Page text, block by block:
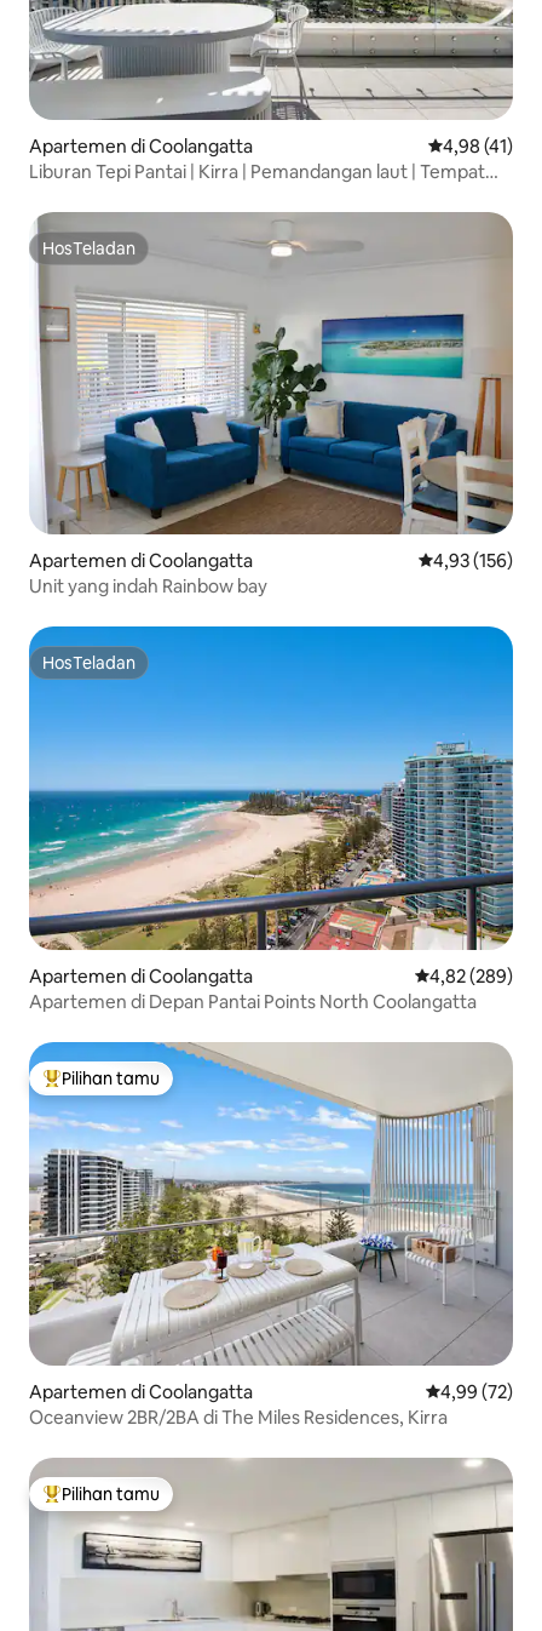
Apartemen di Coolangatta Nilai rata-
4,98 (41)
Liburan Tepi Pantai | Kirra | Pemandangan laut | Tempat
HosTeladan
HosTeladan
Apartemen di Coolangatta Nilai rata-rata
4,93 (156)
Unit yang indah Rainbow bay
HosTeladan
HosTeladan
Apartemen di Coolangatta Nilai rata-rata
4,82 (289)
Apartemen di Depan Pantai Points North Coolangatta
Pilihan tamu terpopuler
Pilihan tamu
Apartemen di Coolangatta Nilai rata-rata
4,99 (72)
Oceanview 2BR/2BA di The Miles Residences, Kirra
Pilihan tamu terpopuler
Pilihan tamu